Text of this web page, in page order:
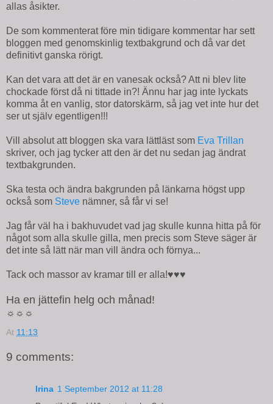
allas åsikter.
De som kommenterat före min tidigare kommentar har sett
bloggen med genomskinlig textbakgrund och då var det
definitivt ganska rörigt.
Kan det vara att det är en vanesak också? Att ni blev lite
chockade först då ni tittade in?! Ännu har jag inte lyckats
komma åt en vanlig, stor datorskärm, så jag vet inte hur det
ser ut själv egentligen!!!
Vill absolut att bloggen ska vara lättläst som Eva Trillan
skriver, och jag tycker att den är det nu sedan jag ändrat
textbakgrunden.
Ska testa och ändra bakgrunden på länkarna högst upp
också som Steve nämner, så får vi se!
Jag får väl ha i bakhuvudet vad jag skulle kunna hitta på för
något som alla skulle gilla, men precis som Steve säger är
det inte så lätt när man vill ändra och förnya...
Tack och massor av kramar till er alla!♥♥♥
Ha en jättefin helg och månad!
☼☼☼
At 11:13
9 comments:
Irina 1 September 2012 at 11:28